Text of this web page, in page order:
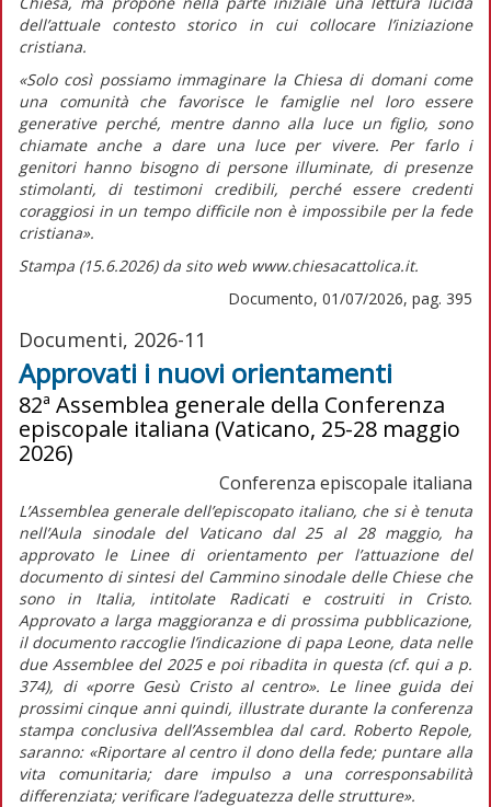
dell’attuale contesto storico in cui collocare l’iniziazione
cristiana.
«Solo così possiamo immaginare la Chiesa di domani come
una comunità che favorisce le famiglie nel loro essere
generative perché, mentre danno alla luceun figlio, sono
chiamate anche adare una luce per vivere. Per farlo i
genitori hanno bisogno di persone illuminate, di presenze
stimolanti, di testimoni credibili, perché essere credenti
coraggiosi in un tempo difficile non è impossibile per la fede
cristiana».
Stampa (15.6.2026) da sito web www.chiesacattolica.it.
Documento, 01/07/2026, pag. 395
Documenti, 2026-11
Approvati i nuovi orientamenti
82ª Assemblea generale della Conferenza
episcopale italiana (Vaticano, 25-28 maggio
2026)
Conferenza episcopale italiana
L’Assemblea generale dell’episcopato italiano, che si è tenuta
nell’Aula sinodale del Vaticano dal 25 al 28 maggio, ha
approvato le Linee di orientamento per l’attuazione del
documento di sintesi del Cammino sinodale delle Chiese che
sono in Italia, intitolateRadicati e costruiti in Cristo.
Approvato a larga maggioranza e di prossima pubblicazione,
il documento raccoglie l’indicazione di papa Leone, data nelle
due Assemblee del 2025 e poi ribadita in questa (cf. qui a p.
374), di «porre Gesù Cristo al centro». Le linee guida dei
prossimi cinque anni quindi, illustrate durante la conferenza
stampa conclusiva dell’Assemblea dal card. Roberto Repole,
saranno:«Riportare al centro il dono della fede; puntare alla
vita comunitaria; dare impulso a una corresponsabilità
differenziata; verificare l’adeguatezza delle strutture».